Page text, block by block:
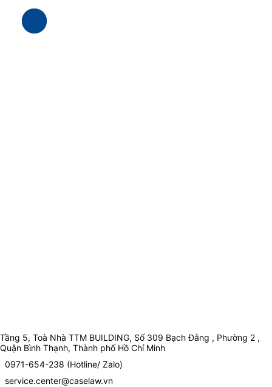
Tầng 5, Toà Nhà TTM BUILDING, Số 309 Bạch Đằng , Phường 2 ,
Quận Bình Thạnh, Thành phố Hồ Chí Minh
0971-654-238 (Hotline/ Zalo)
service.center@caselaw.vn